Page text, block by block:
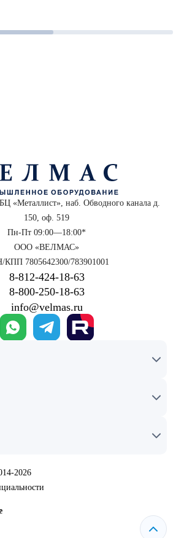
«Металлист», наб. Обводного канала д.
150, оф. 519
Пн-Пт 09:00—18:00*
ООО «ВЕЛМАС»
7805642300/783901001
8‑812‑424‑18‑63
8‑800‑250‑18‑63
info@velmas.ru
2026